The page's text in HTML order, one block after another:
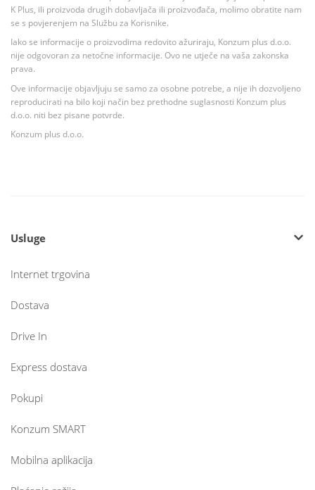
K Plus, ili proizvoda drugih dobavljača ili proizvođača, molimo obratite nam
se s povjerenjem na Službu za Korisnike.
Iako se informacije o proizvodima redovito ažuriraju, Konzum plus d.o.o.
nije odgovoran za netočne informacije. Ovo ne utječe na vaša zakonska
prava.
Ove informacije objavljuju se samo za osobne potrebe, a nije ih dozvoljeno
reproducirati na bilo koji način bez prethodne suglasnosti Konzum plus
d.o.o. niti bez pisane potvrde.
Konzum plus d.o.o.
Usluge
Internet trgovina
Dostava
Drive In
Express dostava
Pokupi
Konzum SMART
Mobilna aplikacija